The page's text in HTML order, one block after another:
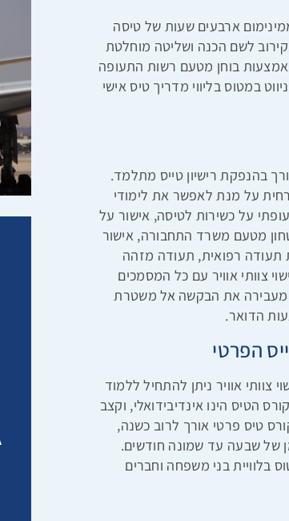
ארבעים שעות של טיסה
הצורך בממוצע של 50-70 שעות בקירוב לשם הכנה ושליטה מוחלטת
בוחן מטעם רשות התעופה
במטוס בליווי מדריך טיס אישי
בהנפקת רישיון טייס מתלמד.
על מנת לאפשר את לימודי
על כשירות לטיסה, אישור על
מטעם משרד התחבורה, אישור
תעודה רפואית, תעודה מזהה
צוותי אוויר עם כל המסמכים
מעבירה את הבקשה אל משטרת
הדואר.
הפרטי
אוויר ניתן להתחיל ללמוד
הטיס הינו אינדיבידואלי, וקצב
טיס פרטי אורך לרוב כשנה,
של שבעה עד שמונה חודשים.
בלוויית בני משפחה וחברים